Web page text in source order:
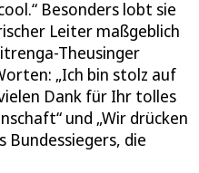
Besonders lobt sie
Leiter maßgeblich
Theusinger
„Ich bin stolz auf
Dank für Ihr tolles
und „Wir drücken
Bundessiegers, die